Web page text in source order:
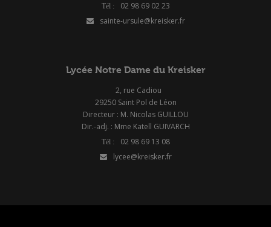
02 98 69 02 23
sainte-ursule@kreisker.fr
Lycée Notre Dame du Kreisker
2, rue Cadiou
29250 Saint Pol de Léon
Directeur : M. Nicolas GUILLOU
Dir.-adj. : Mme Katell GUIVARCH
02 98 69 13 08
lycee@kreisker.fr